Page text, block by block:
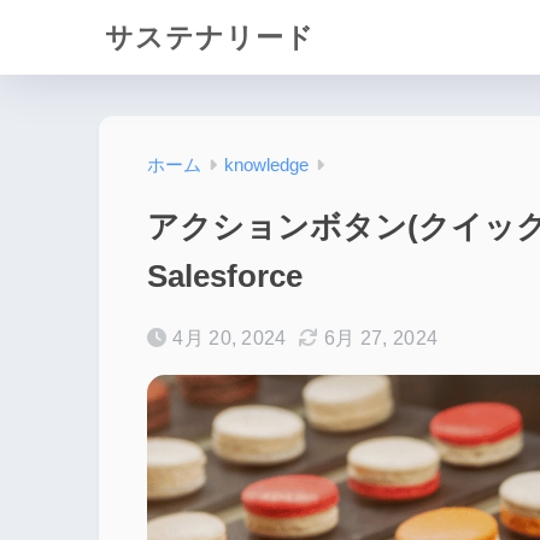
サステナリード
ホーム knowledge
アクションボタン(クイッ
Salesforce
4月 20, 2024 6月 27, 2024